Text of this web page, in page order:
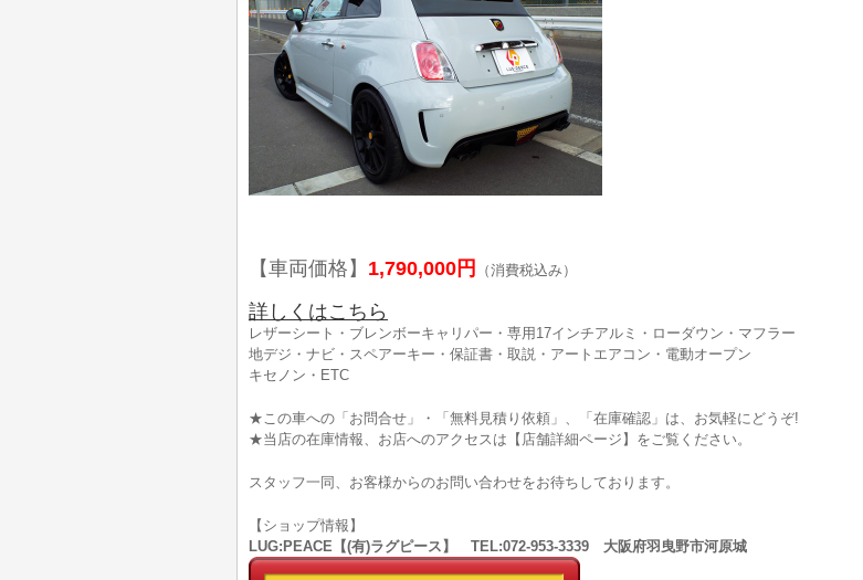
【車両価格】 1,790,000円 （消費税込み）
詳しくはこちら
レザーシート・ブレンボーキャリパー・専用17インチアルミ・ローダウン・マフラー
地デジ・ナビ・スペアーキー・保証書・取説・アートエアコン・電動オープン
キセノン・ETC
★この車への「お問合せ」・「無料見積り依頼」、「在庫確認」は、お気軽にどうぞ!
★当店の在庫情報、お店へのアクセスは【店舗詳細ページ】をご覧ください。
スタッフ一同、お客様からのお問い合わせをお待ちしております。
【ショップ情報】
LUG:PEACE【(有)ラグピース】 TEL:072-953-3339 大阪府羽曳野市河原城